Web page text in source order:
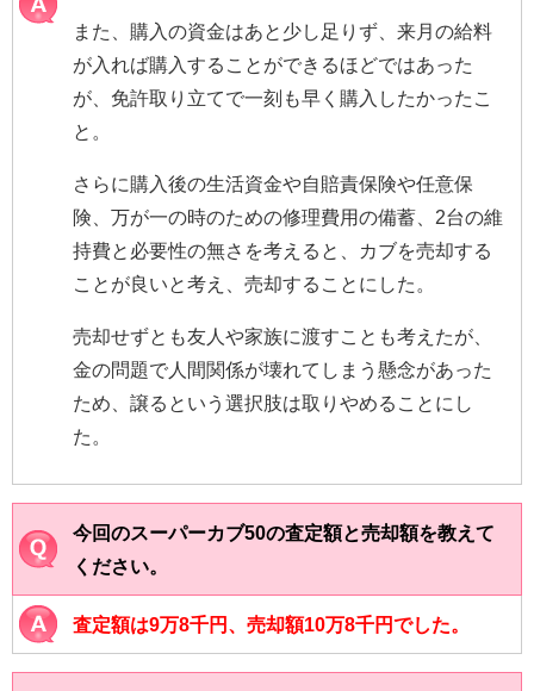
また、購入の資金はあと少し足りず、来月の給料
が入れば購入することができるほどではあった
が、免許取り立てで一刻も早く購入したかったこ
と。
さらに購入後の生活資金や自賠責保険や任意保
険、万が一の時のための修理費用の備蓄、2台の維
持費と必要性の無さを考えると、カブを売却する
ことが良いと考え、売却することにした。
売却せずとも友人や家族に渡すことも考えたが、
金の問題で人間関係が壊れてしまう懸念があった
ため、譲るという選択肢は取りやめることにし
た。
今回のスーパーカブ50の査定額と売却額を教えて
ください。
査定額は9万8千円、売却額10万8千円でした。